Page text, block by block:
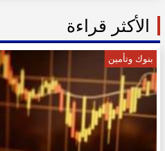
الأكثر قراءة
بنوك وتأمين